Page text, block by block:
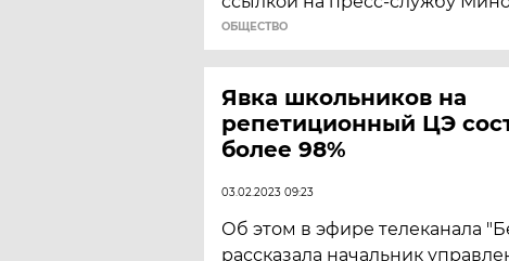
ОБЩЕСТВО
Явка школьников на
репетиционный ЦЭ
более 98%
03.02.2023 09:23
Об этом в эфире телеканала
рассказала начальник